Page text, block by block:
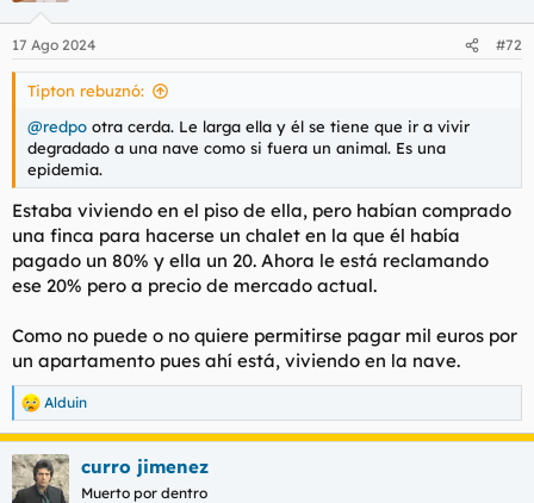
e
s
17 Ago 2024 #72
Tipton rebuznó:
@redpo otra cerda. Le larga ella y él se tiene que ir a vivir
degradado a una nave como si fuera un animal. Es una
epidemia.
Estaba viviendo en el piso de ella, pero habían comprado
una finca para hacerse un chalet en la que él había
pagado un 80% y ella un 20. Ahora le está reclamando
ese 20% pero a precio de mercado actual.
Como no puede o no quiere permitirse pagar mil euros por
un apartamento pues ahí está, viviendo en la nave.
R
e
a
c
c
Alduin
curro jimenez
Muerto por dentro